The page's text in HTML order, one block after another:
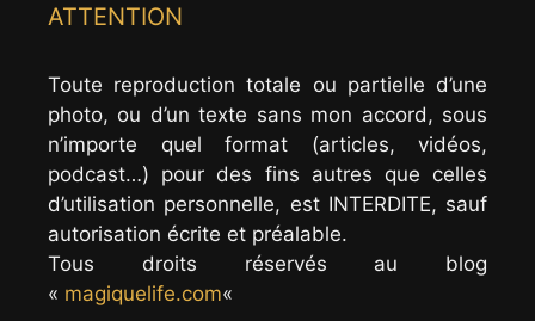
ATTENTION
Toute reproduction totale ou partielle d’une
photo, ou d’un texte sans mon accord, sous
n’importe quel format (articles, vidéos,
podcast…) pour des fins autres que celles
d’utilisation personnelle, est INTERDITE, sauf
autorisation écrite et préalable.
Tous droits réservés au blog
« magiquelife.com«